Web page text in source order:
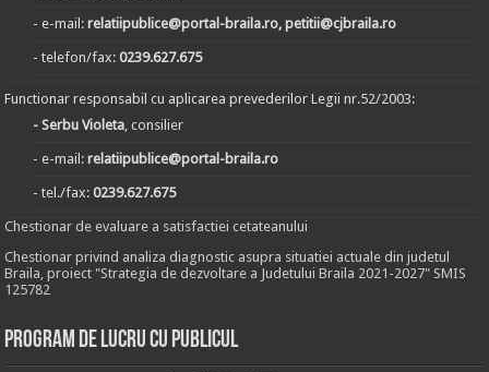
- e-mail:relatiipublice@portal-braila.ro, petitii@cjbraila.ro
- telefon/fax:0239.627.675
Functionar responsabil cu aplicarea prevederilor Legii nr.52/2003:
- Serbu Violeta, consilier
- e-mail:relatiipublice@portal-braila.ro
- tel./fax:0239.627.675
Chestionar de evaluare a satisfactiei cetateanului
Chestionar privind analiza diagnostic asupra situatiei actuale din judetul
Braila, proiect "Strategia de dezvoltare a Judetului Braila 2021-2027" SMIS
125782
Program de lucru cu publicul